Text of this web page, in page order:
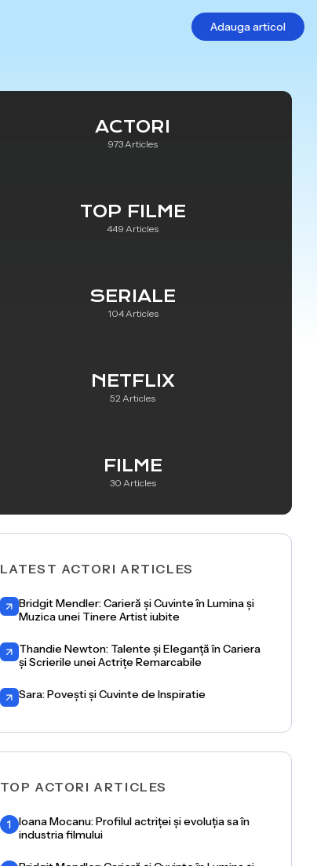
Adauga articol
ACTORI
973 Articles
TOP FILME
449 Articles
SERIALE
104 Articles
NETFLIX
52 Articles
FILME
30 Articles
LATEST ACTORI ARTICLES
Bridgit Mendler: Carieră și Cuvinte în Lumina și
Muzica unei Tinere Artist iubite
Thandie Newton: Talente și Eleganță în Cariera
și Scrierile unei Actrițe Remarcabile
Sara: Povești și Cuvinte de Inspiratie
TOP ACTORI ARTICLES
1 Ioana Mocanu: Profilul actriței și evoluția sa în
industria filmului